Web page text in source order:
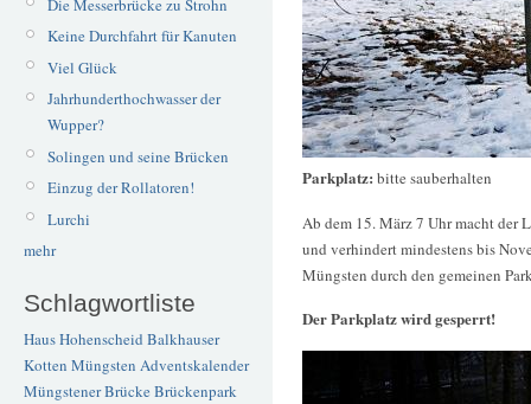
Keine Durchfahrt für Kanuten
Viel Glück
Jahrhunderthochwasser der
Wupper?
Solingen und seine Brücken
Einzug der Rollatoren!
Lurchi
mehr
Schlagwortliste
Haus Hohenscheid Balkhauser
Kotten Müngsten Adventskalender
Müngstener BrückeBrückenpark
Parkplatz: bitte sauberhalten
Ab dem 15. März 7 Uhr macht der
und verhindert mindestens bis
Müngsten durch den gemeinen
Der Parkplatz wird gesperrt!